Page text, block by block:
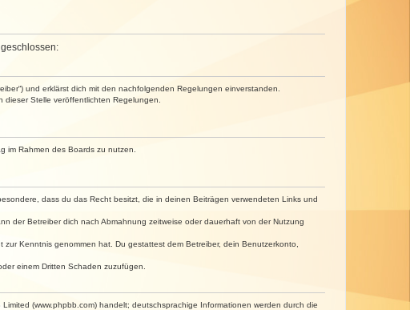
und erklärst dich mit den nachfolgenden Regelungen einverstanden.
Stelle veröffentlichten Regelungen.
im Rahmen des Boards zu nutzen.
dass du das Recht besitzt, die in deinen Beiträgen verwendeten Links und
der Betreiber dich nach Abmahnung zeitweise oder dauerhaft von der Nutzung
Kenntnis genommen hat. Du gestattest dem Betreiber, dein Benutzerkonto,
einem Dritten Schaden zuzufügen.
(www.phpbb.com) handelt; deutschsprachige Informationen werden durch die